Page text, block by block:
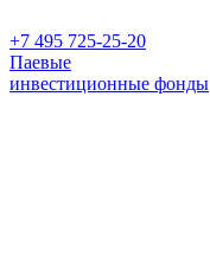
+7 495 725-25-20
Паевые
инвестиционные фонды